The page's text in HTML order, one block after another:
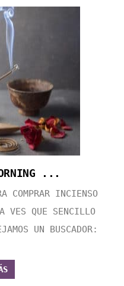
...
COMPRAR INCIENSO
VES QUE SENCILLO
UN BUSCADOR: